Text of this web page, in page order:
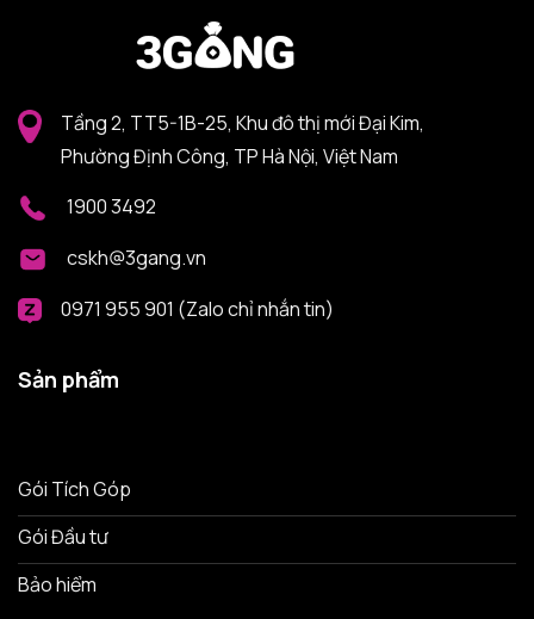
Tầng 2, TT5-1B-25, Khu đô thị mới Đại Kim,
Phường Định Công, TP Hà Nội, Việt Nam
1900 3492
cskh@3gang.vn
0971 955 901 (Zalo chỉ nhắn tin)
Sản phẩm
Gói Tích Góp
Gói Đầu tư
Bảo hiểm